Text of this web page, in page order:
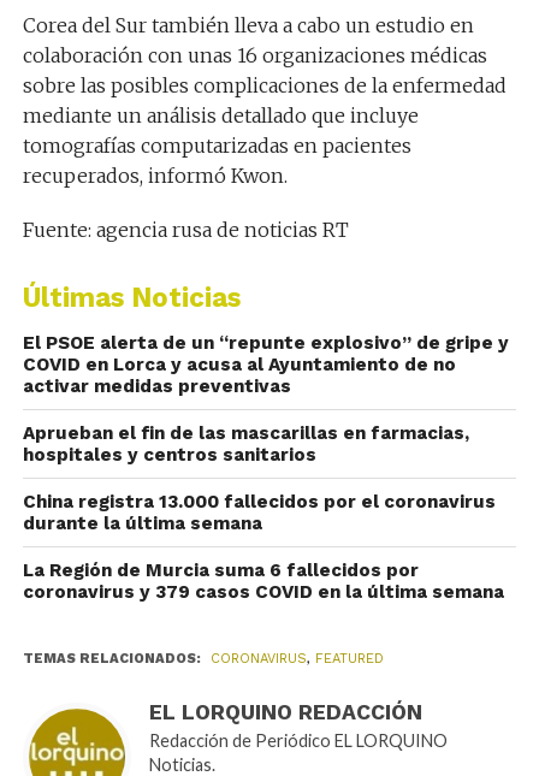
Corea del Sur también lleva a cabo un estudio en
colaboración con unas 16 organizaciones médicas
sobre las posibles complicaciones de la enfermedad
mediante un análisis detallado que incluye
tomografías computarizadas en pacientes
recuperados, informó Kwon.
Fuente: agencia rusa de noticias RT
Últimas Noticias
El PSOE alerta de un “repunte explosivo” de gripe y
COVID en Lorca y acusa al Ayuntamiento de no
activar medidas preventivas
Aprueban el fin de las mascarillas en farmacias,
hospitales y centros sanitarios
China registra 13.000 fallecidos por el coronavirus
durante la última semana
La Región de Murcia suma 6 fallecidos por
coronavirus y 379 casos COVID en la última semana
TEMAS RELACIONADOS: CORONAVIRUS, FEATURED
EL LORQUINO REDACCIÓN
Redacción de Periódico EL LORQUINO
Noticias.